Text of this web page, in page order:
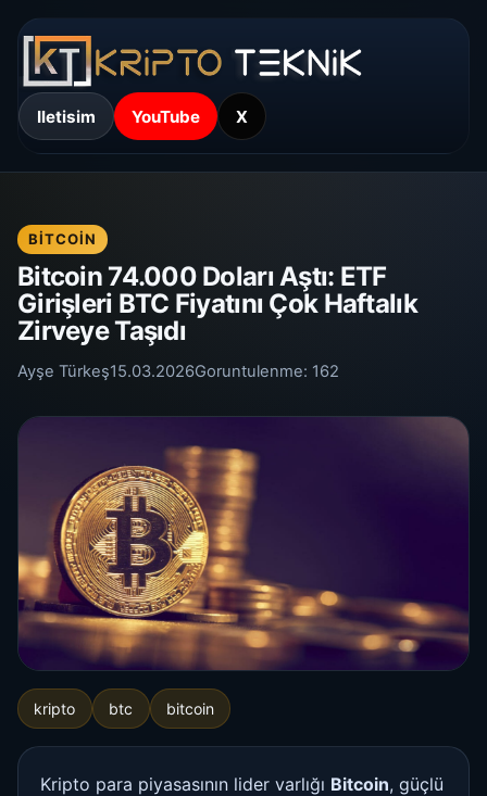
Iletisim YouTube X
BITCOIN
Bitcoin 74.000 Doları Aştı: ETF
Girişleri BTC Fiyatını Çok Haftalık
Zirveye Taşıdı
Ayşe Türkeş15.03.2026Goruntulenme: 162
kripto btc bitcoin
Kripto para piyasasının lider varlığı Bitcoin, güçlü